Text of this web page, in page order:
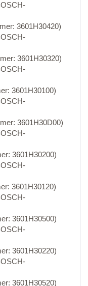
3601H30420)
3601H30320)
3601H30100)
3601H30D00)
3601H30200)
3601H30120)
3601H30500)
3601H30220)
3601H30520)